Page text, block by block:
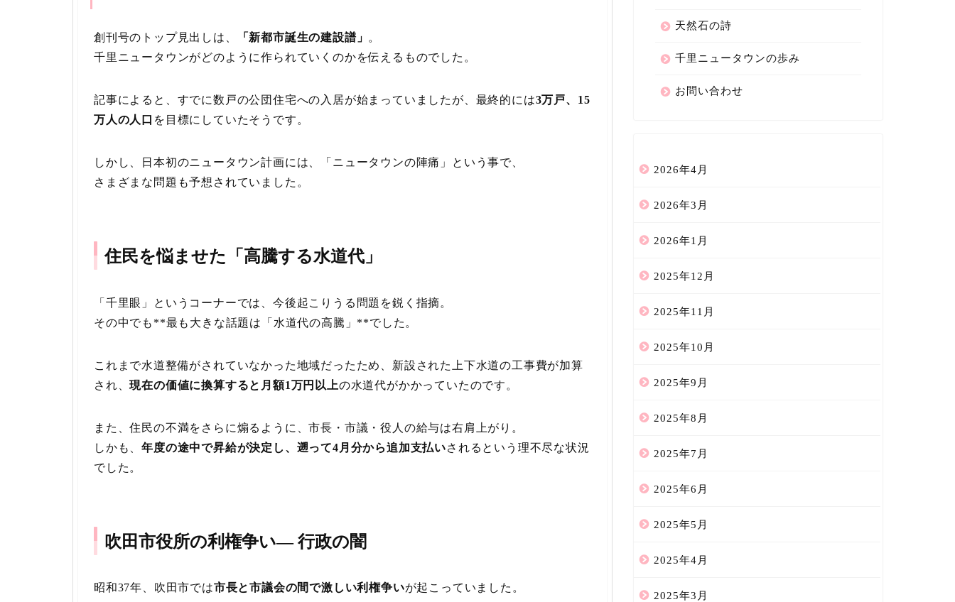
創刊号のトップ見出しは、 「新都市誕生の建設譜」 。
千里ニュータウンがどのように作られていくのかを伝えるものでした。
記事によると、すでに数戸の公団住宅への入居が始まっていましたが、最終的には3万戸、15
万人の人口 を目標にしていたそうです。
しかし、日本初のニュータウン計画には、「ニュータウンの陣痛」という事で、
さまざまな問題も予想されていました。
住民を悩ませた「高騰する水道代」
「千里眼」というコーナーでは、今後起こりうる問題を鋭く指摘。
その中でも**最も大きな話題は「水道代の高騰」**でした。
これまで水道整備がされていなかった地域だったため、新設された上下水道の工事費が加算
され、現在の価値に換算すると月額1万円以上の水道代がかかっていたのです。
また、住民の不満をさらに煽るように、市長・市議・役人の給与は右肩上がり。
しかも、年度の途中で昇給が決定し、遡って4月分から追加支払いされるという理不尽な状況
でした。
吹田市役所の利権争い— 行政の闇
昭和37年、吹田市では市長と市議会の間で激しい利権争いが起こっていました。
天然石の詩
千里ニュータウンの歩み
お問い合わせ
2026年4月
2026年3月
2026年1月
2025年12月
2025年11月
2025年10月
2025年9月
2025年8月
2025年7月
2025年6月
2025年5月
2025年4月
2025年3月